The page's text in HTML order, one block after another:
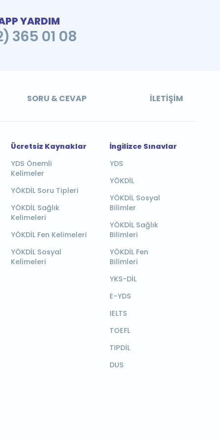
YARDIM
365 01 08
SORU & CEVAP İLETIŞIM
Ücretsiz Kaynaklar
YDS Önemli
Kelimeler
YÖKDİL Soru Tipleri
YÖKDİL Sağlık
Kelimeleri
YÖKDİL Fen Kelimeleri
YÖKDİL Sosyal
Kelimeleri
İngilizce Sınavlar
YDS
YÖKDİL
YÖKDİL Sosyal
Bilimler
YÖKDİL Sağlık
Bilimleri
YÖKDİL Fen
Bilimleri
YKS-DİL
E-YDS
IELTS
TOEFL
TIPDİL
DUS